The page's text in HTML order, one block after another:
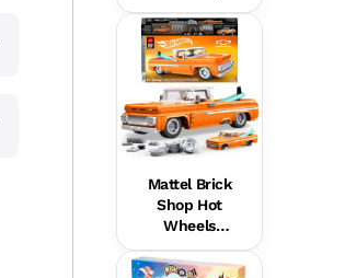
Plüsch-
Hundefreund
in Für Babys,
Musikalische
s
Lernspielzeu
g,
Mehrsprachi
ge Version
Mattel Brick
Shop Hot
Wheels
Custom ’62
Chevy